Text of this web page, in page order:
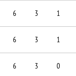
6 3 1
6 3 1
6 3 0